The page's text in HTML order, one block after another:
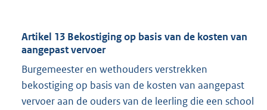
Artikel 13 Bekostiging op basis van de kosten van
aangepast vervoer
Burgemeester en wethouders verstrekken
bekostiging op basis van de kosten van aangepast
vervoer aan de ouders van de leerling die een school